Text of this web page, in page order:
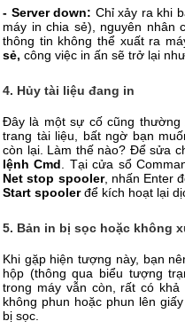
- Server down: Chỉ xảy ra khi
máy in chia sẻ), nguyên nhân
thông tin không thể xuất ra
sẻ, công việc in ấn sẽ trở lại
4. Hủy tài liệu đang in
Đây là một sự cố cũng
trang tài liệu, bất ngờ bạn
còn lại. Làm thế nào? Để sửa
lệnh Cmd . Tại cửa sổ
Net stop spooler, nhấn Enter
Start spoolerđể kích hoạt lại
5. Bản in bị sọc hoặc không
Khi gặp hiện tượng này, bạn
hộp (thông qua biểu tượng
trong máy vẫn còn, rất có
không phun hoặc phun lên
bị sọc.